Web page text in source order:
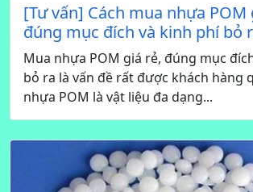
[Tư vấn] Cách mua nhựa POM
đúng mục đích và kinh phí bỏ
Mua nhựa POM giá rẻ, đúng mục
bỏ ra là vấn đề rất được khách hàng
nhựa POM là vật liệu đa dạng...